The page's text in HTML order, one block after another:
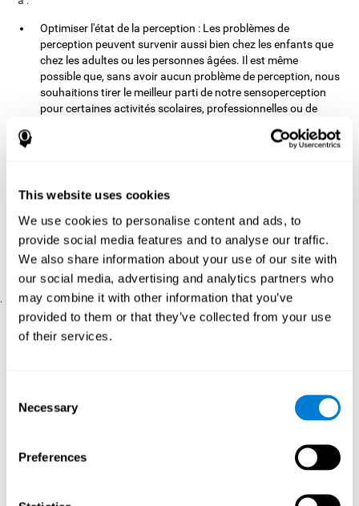
This website uses cookies
We use cookies to personalise content and ads, to
provide social media features and to analyse our traffic.
We also share information about your use of our site with
our social media, advertising and analytics partners who
may combine it with other information that you’ve
provided to them or that they’ve collected from your use
of their services.
Selection
Necessary
Preferences
Optimiser l'état de la perception : Les problèmes de
perception peuvent survenir aussi bien chez les enfants que
chez les adultes ou les personnes âgées. Il est même
possible que, sans avoir aucun problème de perception, nous
souhaitions tirer le meilleur parti de notre sensoperception
pour certaines activités scolaires, professionnelles ou de
CogniFit sont conçus pour nous aider à renforcer différents
possible de vivre sa vieillesse en bonne santé, sans souffrir
à quel point les capacités perceptives sont altérées par une
diminution de la stimulation reçue. Pour ces cas, les activités
de perception pour seniors proposées par CogniFit peuvent
être très bénéfiques.
.
Comment les jeux CogniFit
L'entraînement de perception CogniFit comprend une série
d'activités neuropsychologiques en ligne qui stimulent notre
un effort progressif pour notre perception, ce qui nous aide à
Les domaines impliqués dans ces activités de perception sont